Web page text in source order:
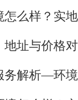
地址与价格